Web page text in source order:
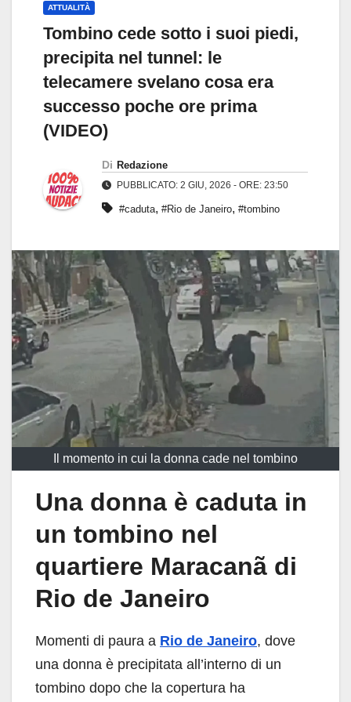
ATTUALITÀ
Tombino cede sotto i suoi piedi,
precipita nel tunnel: le
telecamere svelano cosa era
successo poche ore prima
(VIDEO)
Di Redazione
PUBBLICATO: 2 GIU, 2026 - ORE: 23:50
#caduta, #Rio de Janeiro, #tombino
Il momento in cui la donna cade nel tombino
Una donna è caduta in
un tombino nel
quartiere Maracanã di
Rio de Janeiro
Momenti di paura a Rio de Janeiro, dove
una donna è precipitata all’interno di un
tombino dopo che la copertura ha